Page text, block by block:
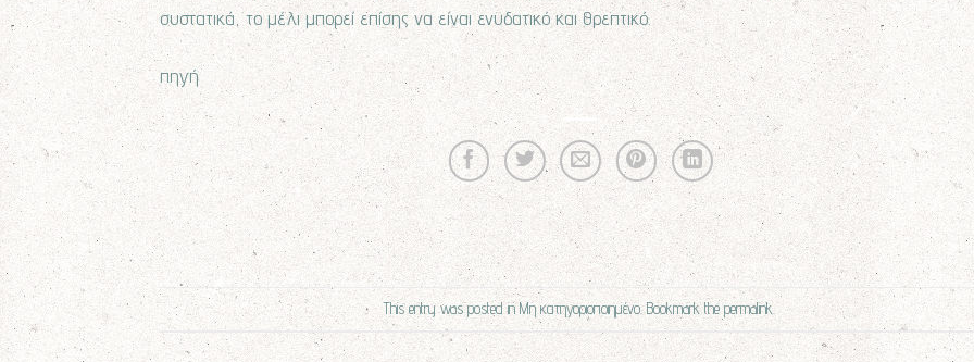
συστατικά, το μέλι μπορεί επίσης να είναι ενυδατικό και θρεπτικό.
πηγή
This entry was posted inΜη κατηγοριοποιημένο. Bookmark thepermalink